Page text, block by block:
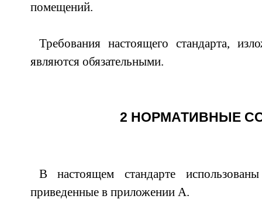
помещений.
Требования настоящего стандарта,
являются обязательными.
2 НОРМАТИВНЫЕ
В настоящем стандарте
приведенные в приложении А.